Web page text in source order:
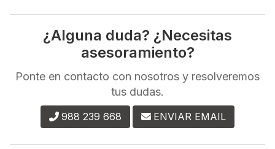
¿Alguna duda? ¿Necesitas
asesoramiento?
Ponte en contacto con nosotros y resolveremos
tus dudas.
988 239 668 ENVIAR EMAIL